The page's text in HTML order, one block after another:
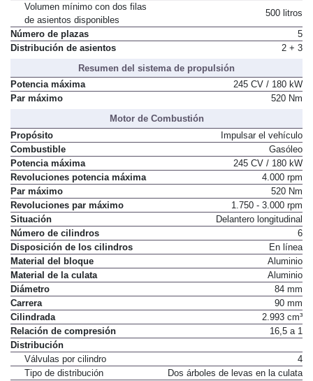
Volumen mínimo con dos filas
de asientos disponibles
500 litros
Número de plazas
5
Distribución de asientos
2 + 3
Resumen del sistema de propulsión
Potencia máxima
245 CV / 180 kW
Par máximo
520 Nm
Motor de Combustión
Propósito
Impulsar el vehículo
Combustible
Gasóleo
Potencia máxima
245 CV / 180 kW
Revoluciones potencia máxima
4.000 rpm
Par máximo
520 Nm
Revoluciones par máximo
1.750 - 3.000 rpm
Situación
Delantero longitudinal
Número de cilindros
6
Disposición de los cilindros
En línea
Material del bloque
Aluminio
Material de la culata
Aluminio
Diámetro
84 mm
Carrera
90 mm
Cilindrada
2.993 cm³
Relación de compresión
16,5 a 1
Distribución
Válvulas por cilindro
4
Tipo de distribución
Dos árboles de levas en la culata